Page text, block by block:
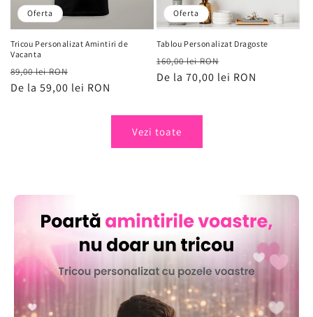
Oferta
Tricou Personalizat Amintiri de
Vacanta
Preț
obișnuit
89,00 lei RON
de
De la 59,00 lei RON
Oferta
Tablou Personalizat Dragoste
Preț
obișnuit
160,00 lei RON
de
De la 70,00 lei RON
Vezi toate